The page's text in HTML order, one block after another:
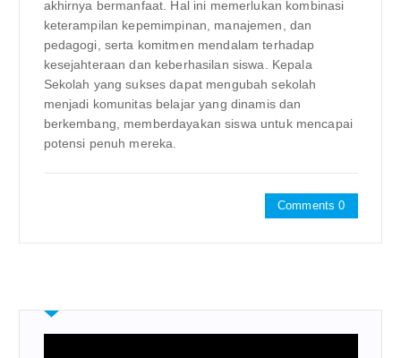
akhirnya bermanfaat. Hal ini memerlukan kombinasi
keterampilan kepemimpinan, manajemen, dan
pedagogi, serta komitmen mendalam terhadap
kesejahteraan dan keberhasilan siswa. Kepala
Sekolah yang sukses dapat mengubah sekolah
menjadi komunitas belajar yang dinamis dan
berkembang, memberdayakan siswa untuk mencapai
potensi penuh mereka.
Comments 0